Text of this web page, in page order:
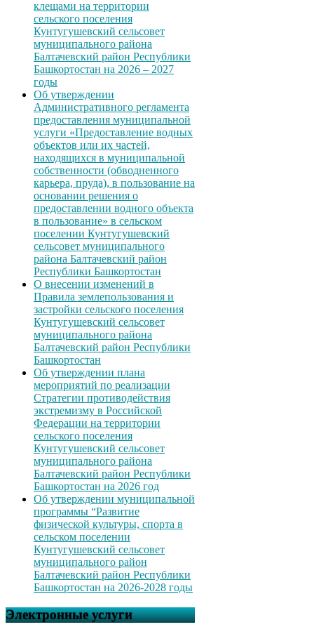
клещами на территории
сельского поселения
Кунтугушевский сельсовет
муниципального района
Балтачевский район Республики
Башкортостан на 2026 – 2027
годы
Об утверждении
Административного регламента
предоставления муниципальной
услуги «Предоставление водных
объектов или их частей,
находящихся в муниципальной
собственности (обводненного
карьера, пруда), в пользование на
основании решения о
предоставлении водного объекта
в пользование» в сельском
поселении Кунтугушевский
сельсовет муниципального
района Балтачевский район
Республики Башкортостан
О внесении изменений в
Правила землепользования и
застройки сельского поселения
Кунтугушевский сельсовет
муниципального района
Балтачевский район Республики
Башкортостан
Об утверждении плана
мероприятий по реализации
Стратегии противодействия
экстремизму в Российской
Федерации на территории
сельского поселения
Кунтугушевский сельсовет
муниципального района
Балтачевский район Республики
Башкортостан на 2026 год
Об утверждении муниципальной
программы “Развитие
физической культуры, спорта в
сельском поселении
Кунтугушевский сельсовет
муниципального район
Балтачевский район Республики
Башкортостан на 2026-2028 годы
Электронные услуги